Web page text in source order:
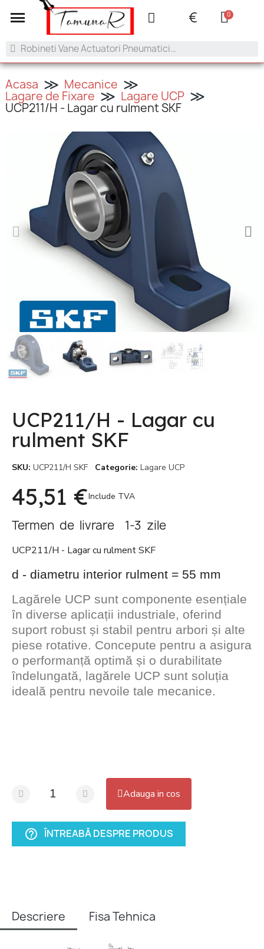
+40 753.042.505 contact@tamunar.ro
€
Acasa Mecanice
Lagare de Fixare Lagare UCP
UCP211/H - Lagar cu rulment SKF
UCP211/H - Lagar cu
rulment SKF
SKU UCP211/H SKF Categorie Lagare UCP
45,51 €Include TVA
Termen de livrare 1-3 zile
UCP211/H - Lagar cu rulment SKF
d - diametru interior rulment = 55 mm
Lagărele UCP sunt componente esențiale
în diverse aplicații industriale, oferind
suport robust și stabil pentru arbori și alte
piese rotative. Concepute pentru a asigura
o performanță optimă și o durabilitate
îndelungată, lagărele UCP sunt soluția
ideală pentru nevoile tale mecanice.
Adauga in cos
help_outline ÎNTREABĂ DESPRE PRODUS
Descriere Fisa Tehnica